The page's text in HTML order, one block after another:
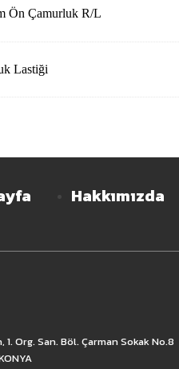
Ön Çamurluk R/L
Lastiği
Hakkımızda
Org. San. Böl. Çarman Sokak No.8